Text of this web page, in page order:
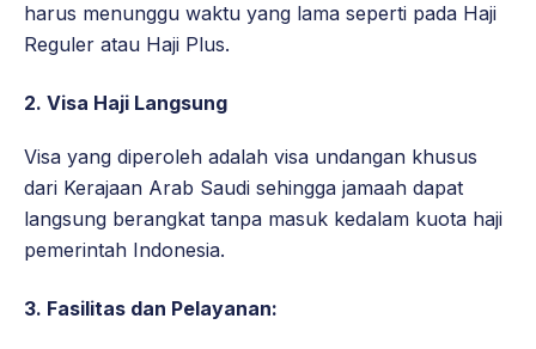
harus menunggu waktu yang lama seperti pada Haji
Reguler atau Haji Plus.
2. Visa Haji Langsung
Visa yang diperoleh adalah visa undangan khusus
dari Kerajaan Arab Saudi sehingga jamaah dapat
langsung berangkat tanpa masuk kedalam kuota haji
pemerintah Indonesia.
3. Fasilitas dan Pelayanan: